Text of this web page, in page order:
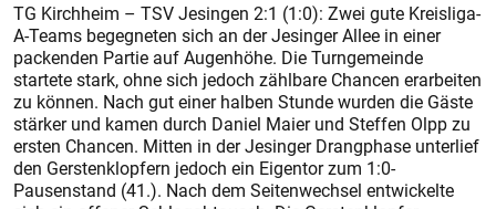
TG Kirchheim – TSV Jesingen 2:1 (1:0): Zwei gute Kreisliga-
A-Teams begegneten sich an der Jesinger Allee in einer
packenden Partie auf Augenhöhe. Die Turngemeinde
startete stark, ohne sich jedoch zählbare Chancen erarbeiten
zu können. Nach gut einer halben Stunde wurden die Gäste
stärker und kamen durch Daniel Maier und Steffen Olpp zu
ersten Chancen. Mitten in der Jesinger Drangphase unterlief
den Gerstenklopfern jedoch ein Eigentor zum 1:0-
Pausenstand (41.). Nach dem Seitenwechsel entwickelte